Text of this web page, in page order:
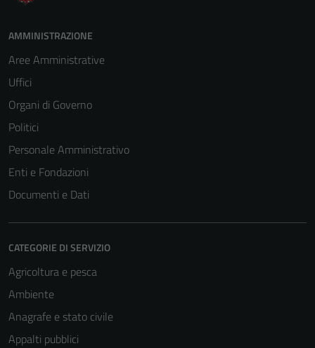
AMMINISTRAZIONE
Aree Amministrative
Uffici
Organi di Governo
Politici
Personale Amministrativo
Enti e Fondazioni
Documenti e Dati
CATEGORIE DI SERVIZIO
Agricoltura e pesca
Ambiente
Anagrafe e stato civile
Appalti pubblici